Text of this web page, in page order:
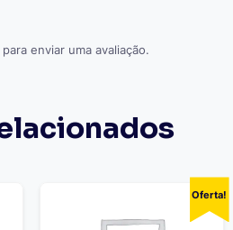
para enviar uma avaliação.
Oferta!